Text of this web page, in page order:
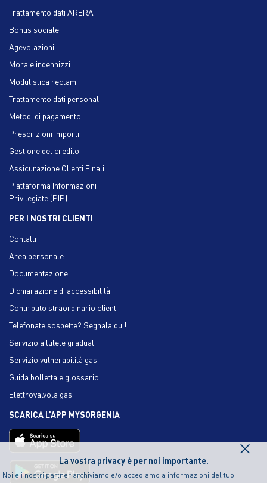
La vostra privacy è per noi importante.
Noi e i nostri partner archiviamo e/o accediamo a informazioni del tuo
×
Trattamento dati ARERA
Bonus sociale
Agevolazioni
Mora e indennizzi
Modulistica reclami
Trattamento dati personali
Metodi di pagamento
Prescrizioni importi
Gestione del credito
Assicurazione Clienti Finali
Piattaforma Informazioni
Privilegiate (PIP)
PER I NOSTRI CLIENTI
Contatti
Area personale
Documentazione
Dichiarazione di accessibilità
Contributo straordinario clienti
Telefonate sospette? Segnala qui!
Servizio a tutele graduali
Servizio vulnerabilità gas
Guida bolletta e glossario
Elettrovalvola gas
SCARICA L’APP MYSORGENIA